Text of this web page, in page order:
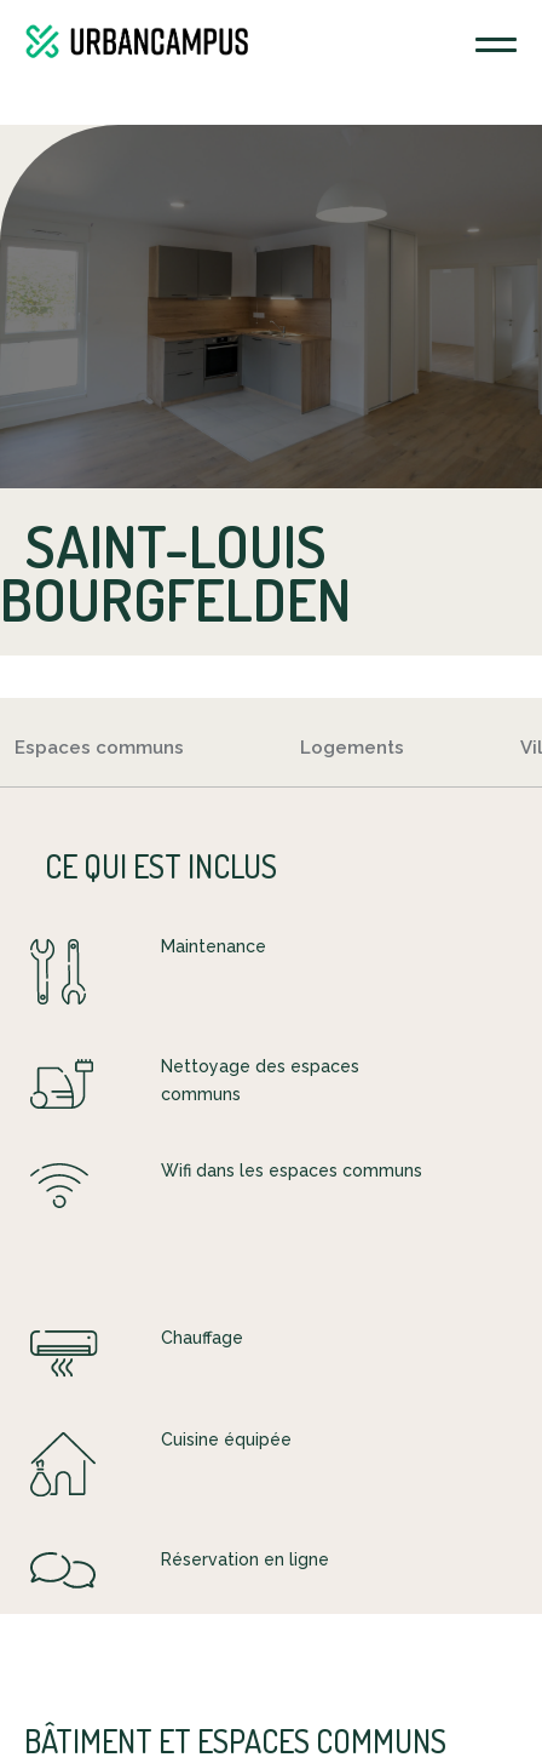
SAINT-LOUIS
BOURGFELDEN
Espaces communs Logements
CE QUI EST INCLUS
Maintenance
Nettoyage des espaces
communs
Wifi dans les espaces communs
Chauffage
Cuisine équipée
Réservation en ligne
BÂTIMENT ET ESPACES COMMUNS